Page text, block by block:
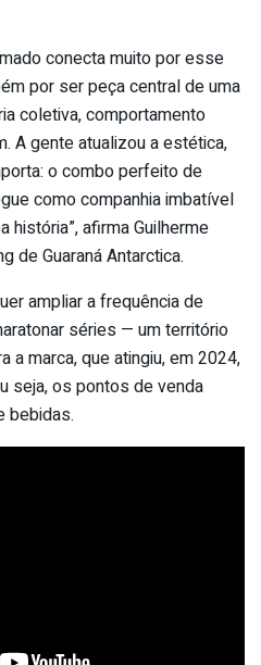
conecta muito por esse
por ser peça central de uma
coletiva, comportamento
A gente atualizou a estética,
o combo perfeito de
como companhia imbatível
história”, afirma Guilherme
de Guaraná Antarctica.
ampliar a frequência de
séries — um território
a marca, que atingiu, em 2024,
seja, os pontos de venda
bebidas.